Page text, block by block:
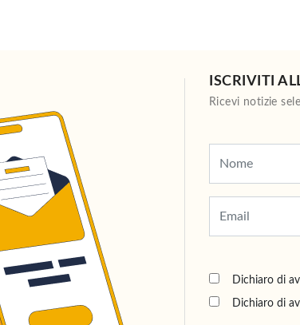
ISCRIVITI
Ricevi notizie
Dichiaro di
Dichiaro di